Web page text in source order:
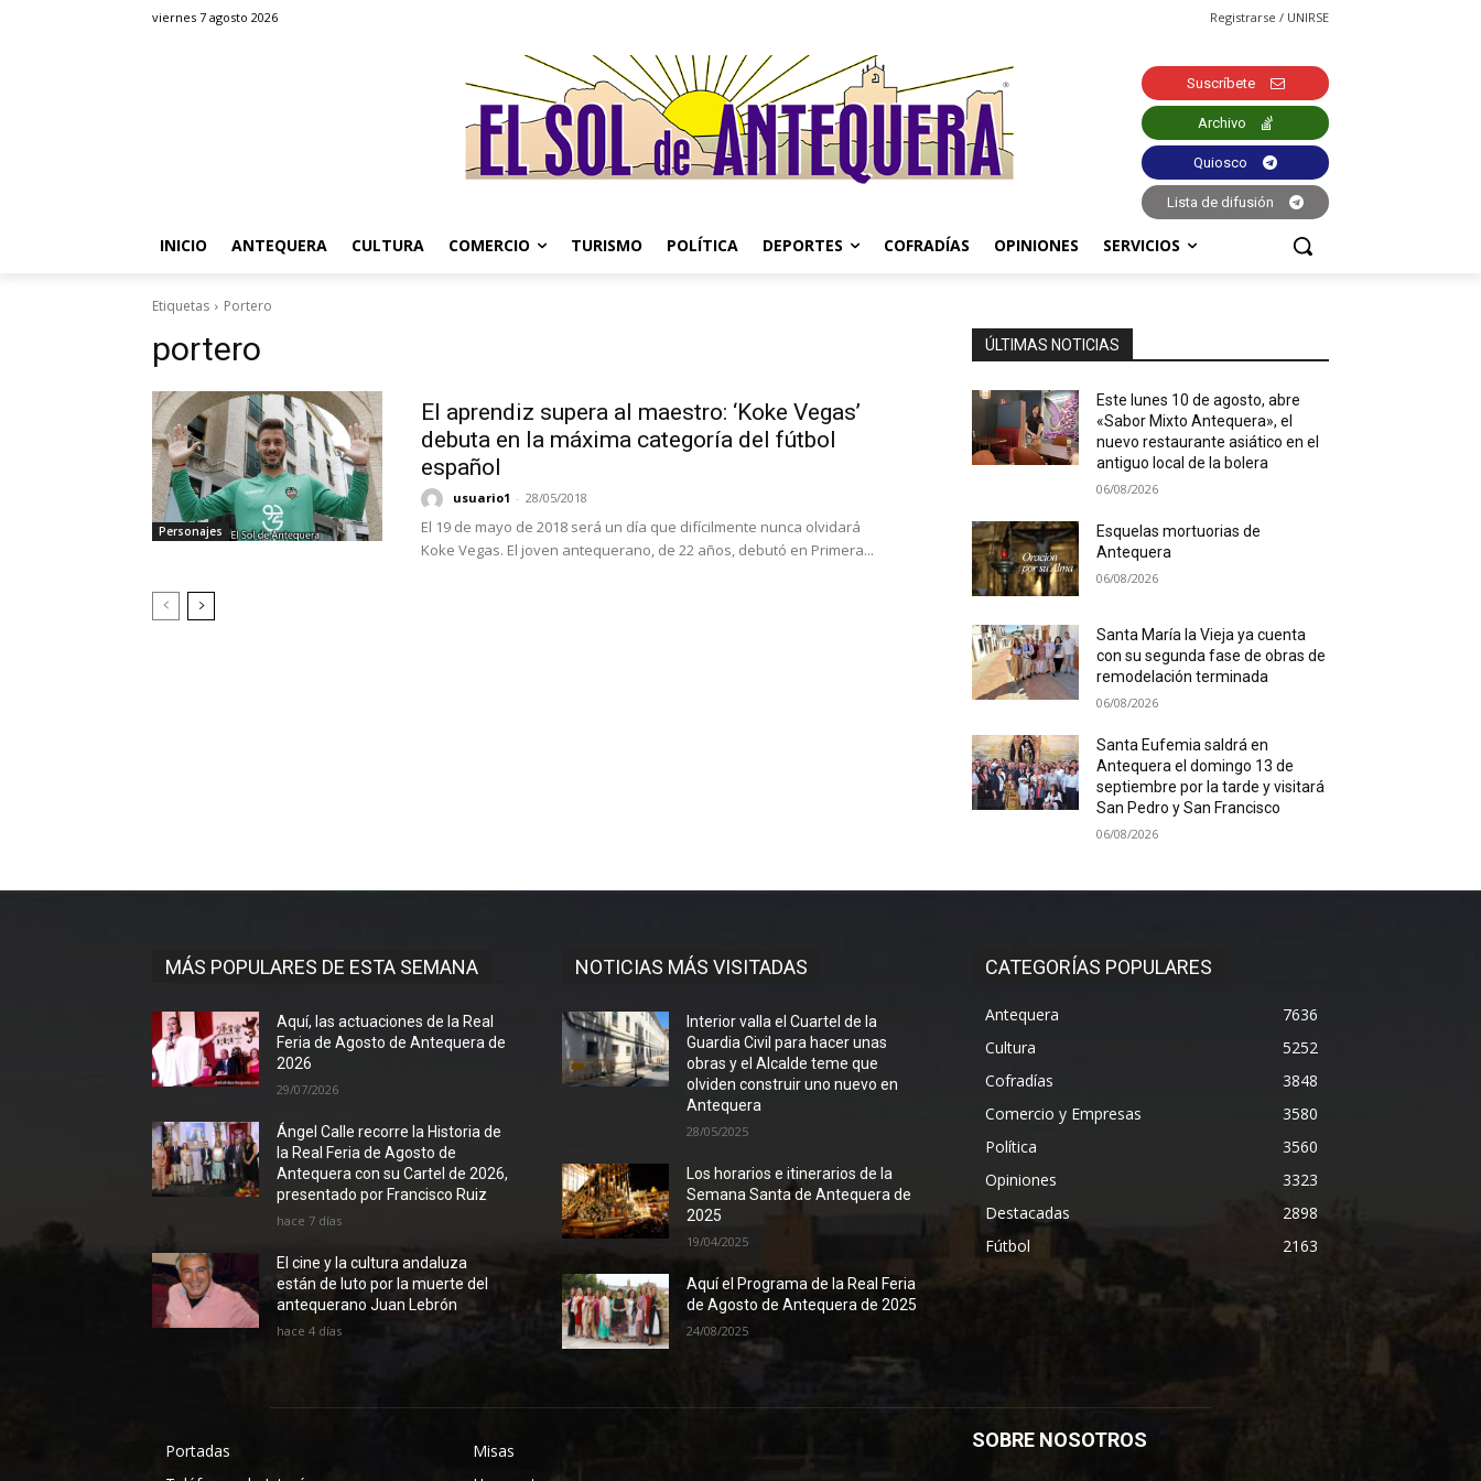
viernes 7 agosto 2026 Registrarse / UNIRSE
Suscríbete
Archivo
Quiosco
Lista de difusión
INICIO ANTEQUERA CULTURA COMERCIO TURISMO POLÍTICA DEPORTES COFRADÍAS OPINIONES SERVICIOS
Etiquetas Portero
portero
Personajes
El aprendiz supera al maestro: ‘Koke Vegas’
debuta en la máxima categoría del fútbol
español
usuario1 - 28/05/2018
El 19 de mayo de 2018 será un día que difícilmente nunca olvidará
Koke Vegas. El joven antequerano, de 22 años, debutó en Primera...
ÚLTIMAS NOTICIAS
Este lunes 10 de agosto, abre
«Sabor Mixto Antequera», el
nuevo restaurante asiático en el
antiguo local de la bolera
06/08/2026
Esquelas mortuorias de
Antequera
06/08/2026
Santa María la Vieja ya cuenta
con su segunda fase de obras de
remodelación terminada
06/08/2026
Santa Eufemia saldrá en
Antequera el domingo 13 de
septiembre por la tarde y visitará
San Pedro y San Francisco
06/08/2026
MÁS POPULARES DE ESTA SEMANA
Aquí, las actuaciones de la Real
Feria de Agosto de Antequera de
2026
29/07/2026
Ángel Calle recorre la Historia de
la Real Feria de Agosto de
Antequera con su Cartel de 2026,
presentado por Francisco Ruiz
hace 7 días
El cine y la cultura andaluza
están de luto por la muerte del
antequerano Juan Lebrón
hace 4 días
NOTICIAS MÁS VISITADAS
Interior valla el Cuartel de la
Guardia Civil para hacer unas
obras y el Alcalde teme que
olviden construir uno nuevo en
Antequera
28/05/2025
Los horarios e itinerarios de la
Semana Santa de Antequera de
2025
19/04/2025
Aquí el Programa de la Real Feria
de Agosto de Antequera de 2025
24/08/2025
CATEGORÍAS POPULARES
Antequera
7636
Cultura
5252
Cofradías
3848
Comercio y Empresas
3580
Política
3560
Opiniones
3323
Destacadas
2898
Fútbol
2163
Portadas
Misas
SOBRE NOSOTROS